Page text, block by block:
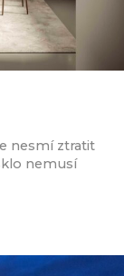
nesmí ztratit
nemusí